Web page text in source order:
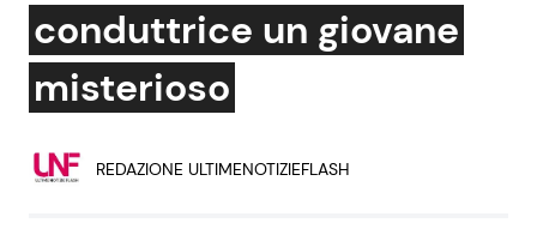
Dal Mondo
Economia
Persone Scomparse
Coppie VIP
conduttrice un giovane
misterioso
REDAZIONE ULTIMENOTIZIEFLASH